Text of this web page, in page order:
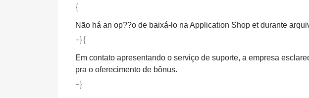
{
Não há an op??o de baixá-lo na Application Shop et durante
-}{
Em contato apresentando o serviço de suporte, a empresa
pra o oferecimento de bônus.
-}